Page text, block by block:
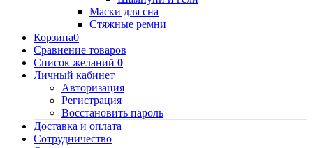
Маски для сна
Стяжные ремни
Корзина0
Сравнение товаров
Список желаний 0
Личный кабинет
Авторизация
Регистрация
Восстановить пароль
Доставка и оплата
Сотрудничество